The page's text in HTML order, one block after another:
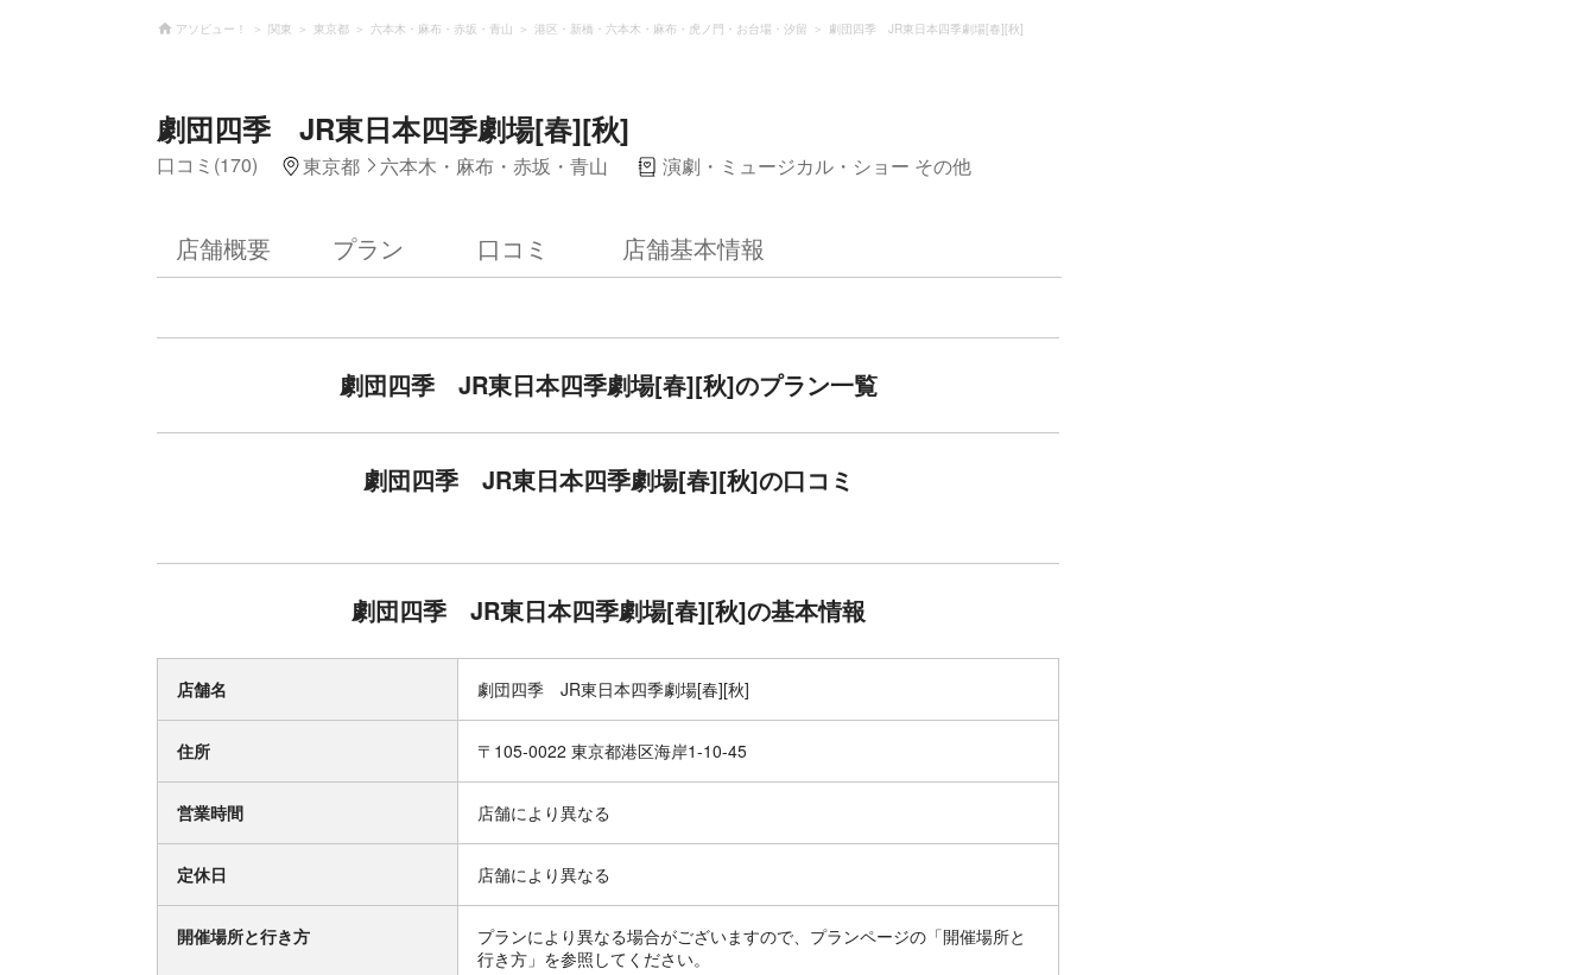
アソビュー！ 関東 東京都 六本木・麻布・赤坂・青山 港区・新橋・六本木・麻布・虎ノ門・お台場・汐留 劇団四季 JR東日本四季劇場[春][秋]
劇団四季 JR東日本四季劇場[春][秋]
口コミ(170) 東京都 六本木・麻布・赤坂・青山 演劇・ミュージカル・ショー その他
店舗概要 プラン 口コミ 店舗基本情報
劇団四季 JR東日本四季劇場[春][秋]のプラン一覧
劇団四季 JR東日本四季劇場[春][秋]の口コミ
劇団四季 JR東日本四季劇場[春][秋]の基本情報
店舗名 劇団四季 JR東日本四季劇場[春][秋]
住所 〒105-0022 東京都港区海岸1-10-45
営業時間 店舗により異なる
定休日 店舗により異なる
開催場所と行き方
プランにより異なる場合がございますので、プランページの「開催場所と
行き方」を参照してください。